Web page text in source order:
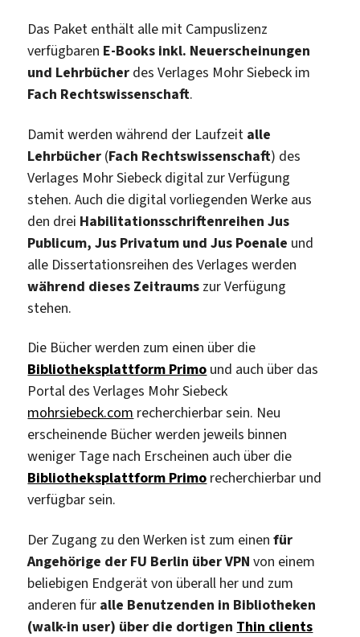
Das Paket enthält alle mit Campuslizenz
verfügbaren E-Books inkl. Neuerscheinungen
und Lehrbücher des Verlages Mohr Siebeck im
Fach Rechtswissenschaft.
Damit werden während der Laufzeit alle
Lehrbücher (Fach Rechtswissenschaft) des
Verlages Mohr Siebeck digital zur Verfügung
stehen. Auch die digital vorliegenden Werke aus
den drei Habilitationsschriftenreihen Jus
Publicum, Jus Privatum und Jus Poenale und
alle Dissertationsreihen des Verlages werden
während dieses Zeitraums zur Verfügung
stehen.
Die Bücher werden zum einen über die
Bibliotheksplattform Primo und auch über das
Portal des Verlages Mohr Siebeck
mohrsiebeck.com recherchierbar sein. Neu
erscheinende Bücher werden jeweils binnen
weniger Tage nach Erscheinen auch über die
Bibliotheksplattform Primo recherchierbar und
verfügbar sein.
Der Zugang zu den Werken ist zum einenfür
Angehörige der FU Berlin über VPN von einem
beliebigen Endgerät von überall her und zum
anderen für alle Benutzenden in Bibliotheken
(walk-in user) über die dortigen Thin clients